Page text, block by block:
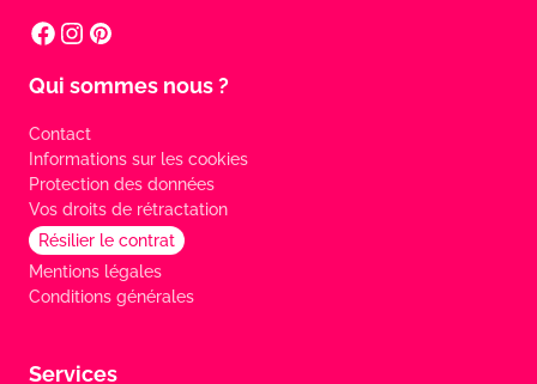
Qui sommes nous ?
Contact
Informations sur les cookies
Protection des données
Vos droits de rétractation
Résilier le contrat
Mentions légales
Conditions générales
Services